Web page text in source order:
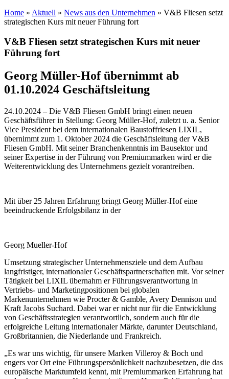
Home » Aktuell » News aus den Unternehmen » V&B Fliesen setzt
strategischen Kurs mit neuer Führung fort
V&B Fliesen setzt strategischen Kurs mit neuer
Führung fort
Georg Müller-Hof übernimmt ab
01.10.2024 Geschäftsleitung
24.10.2024 – Die V&B Fliesen GmbH bringt einen neuen
Geschäftsführer in Stellung: Georg Müller-Hof, zuletzt u. a. Senior
Vice President bei dem internationalen Baustoffriesen LIXIL,
übernimmt zum 1. Oktober 2024 die Geschäftsleitung der V&B
Fliesen GmbH. Mit seiner Branchenkenntnis im Bausektor und
seiner Expertise in der Führung von Premiummarken wird er die
Weiterentwicklung des Unternehmens gezielt vorantreiben.
Mit über 25 Jahren Erfahrung bringt Georg Müller-Hof eine
beeindruckende Erfolgsbilanz in der
Georg Mueller-Hof
Umsetzung strategischer Unternehmensziele und dem Aufbau
langfristiger, internationaler Geschäftspartnerschaften mit. Vor seiner
Tätigkeit bei LIXIL übernahm er Führungsverantwortung in
Vertriebs- und Marketingpositionen bei globalen
Markenunternehmen wie Procter & Gamble, Avery Dennison und
Kraft Jacobs Suchard. Dabei war er nicht nur für die Entwicklung
von Geschäftsstrategien verantwortlich, sondern auch für die
erfolgreiche Leitung internationaler Märkte, darunter Deutschland,
Großbritannien, die Niederlande und Frankreich.
„Es war uns wichtig, für unsere Marken Villeroy & Boch und
engers vor Ort eine Führungspersönlichkeit nachzubesetzen, die das
europäische Marktumfeld kennt, mit Premiummarken Erfahrung hat